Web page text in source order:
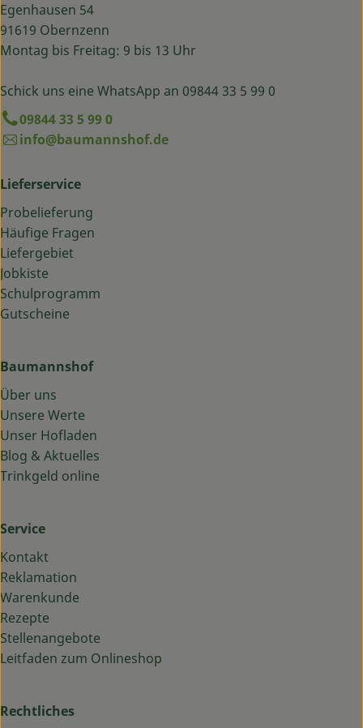
Egenhausen 54
91619 Obernzenn
Montag bis Freitag: 9 bis 13 Uhr
Schick uns eine WhatsApp an 09844 33 5 99 0
09844 33 5 99 0
info@baumannshof.de
Lieferservice
Probelieferung
Häufige Fragen
Liefergebiet
Jobkiste
Schulprogramm
Gutscheine
Baumannshof
Über uns
Unsere Werte
Unser Hofladen
Blog & Aktuelles
Trinkgeld online
Service
Kontakt
Reklamation
Warenkunde
Rezepte
Stellenangebote
Leitfaden zum Onlineshop
Rechtliches